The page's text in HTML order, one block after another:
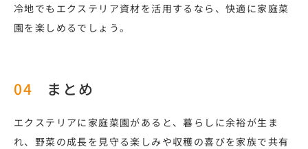
冷地でもエクステリア資材を活用するなら、快適に家庭菜
園を楽しめるでしょう。
まとめ
エクステリアに家庭菜園があると、暮らしに余裕が生ま
れ、野菜の成長を見守る楽しみや収穫の喜びを家族で共有